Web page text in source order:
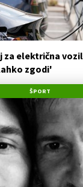
za električna
zgodi'
ŠPORT